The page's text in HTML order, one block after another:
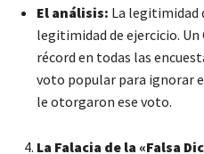
El análisis: La legitimidad
legitimidad de ejercicio.
récord en todas las
voto popular para ignorar
le otorgaron ese voto.
La Falacia de la «Falsa